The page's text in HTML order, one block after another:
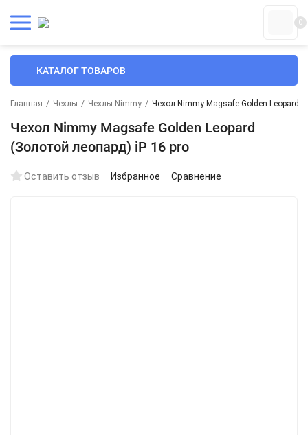
0
КАТАЛОГ ТОВАРОВ
Главная / Чехлы / Чехлы Nimmy / Чехол Nimmy Magsafe Golden Leopard
Чехол Nimmy Magsafe Golden Leopard
(Золотой леопард) iP 16 pro
Оставить отзыв Избранное Сравнение